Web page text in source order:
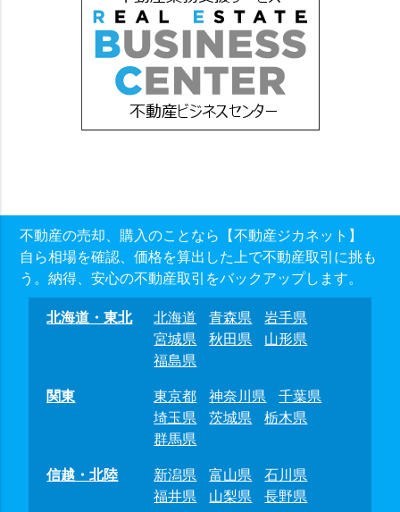
不動産の売却、購入のことなら【不動産ジカネット】
自ら相場を確認、価格を算出した上で不動産取引に挑も
う。納得、安心の不動産取引をバックアップします。
北海道・東北 北海道 青森県
岩手県
宮城県
秋田県
山形県
福島県
関東
東京都 神奈川県
千葉県
埼玉県
茨城県
栃木県
群馬県
信越・北陸
新潟県 富山県
石川県
福井県
山梨県 長野県